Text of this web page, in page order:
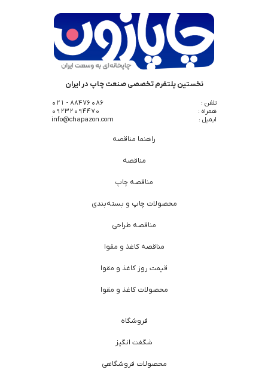
نخستین پلتفرم تخصصی صنعت چاپ در ایران
تلفن :
88476086 - 021
همراه :
09232094470
ایمیل :
info@chapazon.com
راهنما مناقصه
مناقصه
مناقصه چاپ
محصولات چاپ و بسته‌بندی
مناقصه طراحی
مناقصه کاغذ و مقوا
قیمت روز کاغذ و مقوا
محصولات کاغذ و مقوا
فروشگاه
شگفت انگیز
محصولات فروشگاهی